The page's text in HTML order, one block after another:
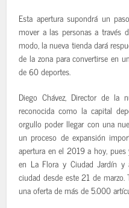
Esta apertura supondrá un
mover a las personas a través
modo, la nueva tienda dará
de la zona para convertirse en
de 60 deportes.
Diego Chávez, Director de la
reconocida como la capital
orgullo poder llegar con una
un proceso de expansión
apertura en el 2019 a hoy,
en La Flora y Ciudad Jardín
ciudad desde este 21 de
una oferta de más de 5.000